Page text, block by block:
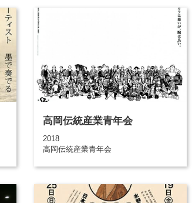
高岡伝統産業青年会
2018
高岡伝統産業青年会